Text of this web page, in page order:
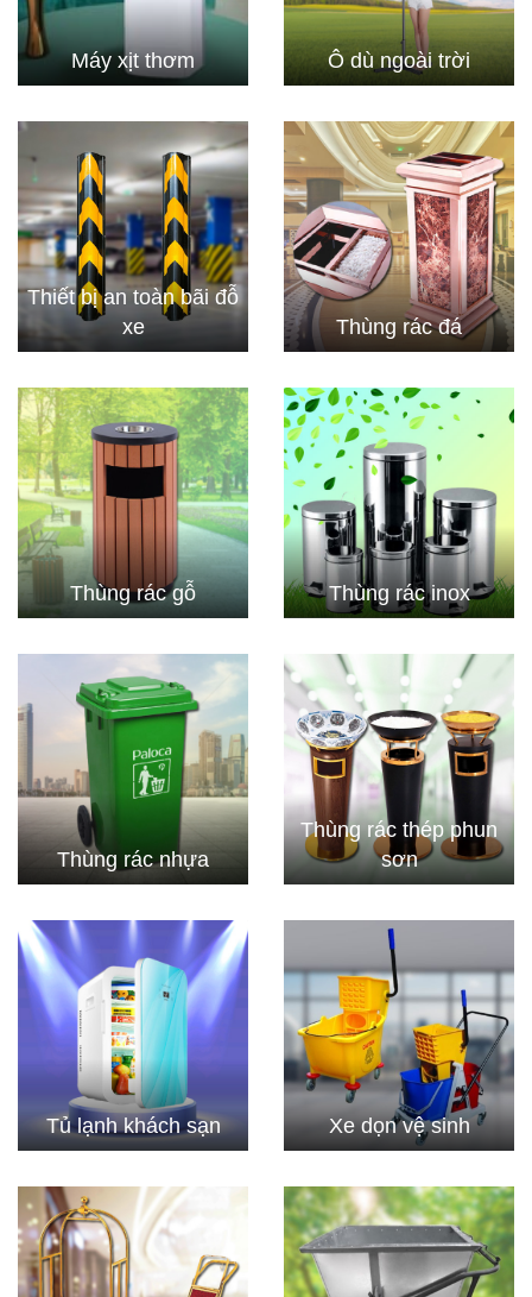
Máy xịt thơm Ô dù ngoài trời
Thiết bị an toàn bãi đỗ
xe
Thùng rác đá
Thùng rác gỗ Thùng rác inox
Thùng rác nhựa
Thùng rác thép phun
sơn
Tủ lạnh khách sạn Xe dọn vệ sinh